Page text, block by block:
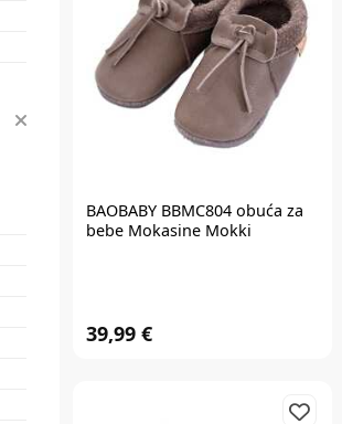
BAOBABY BBMC804 obuća za
bebe Mokasine Mokki
39,99 €